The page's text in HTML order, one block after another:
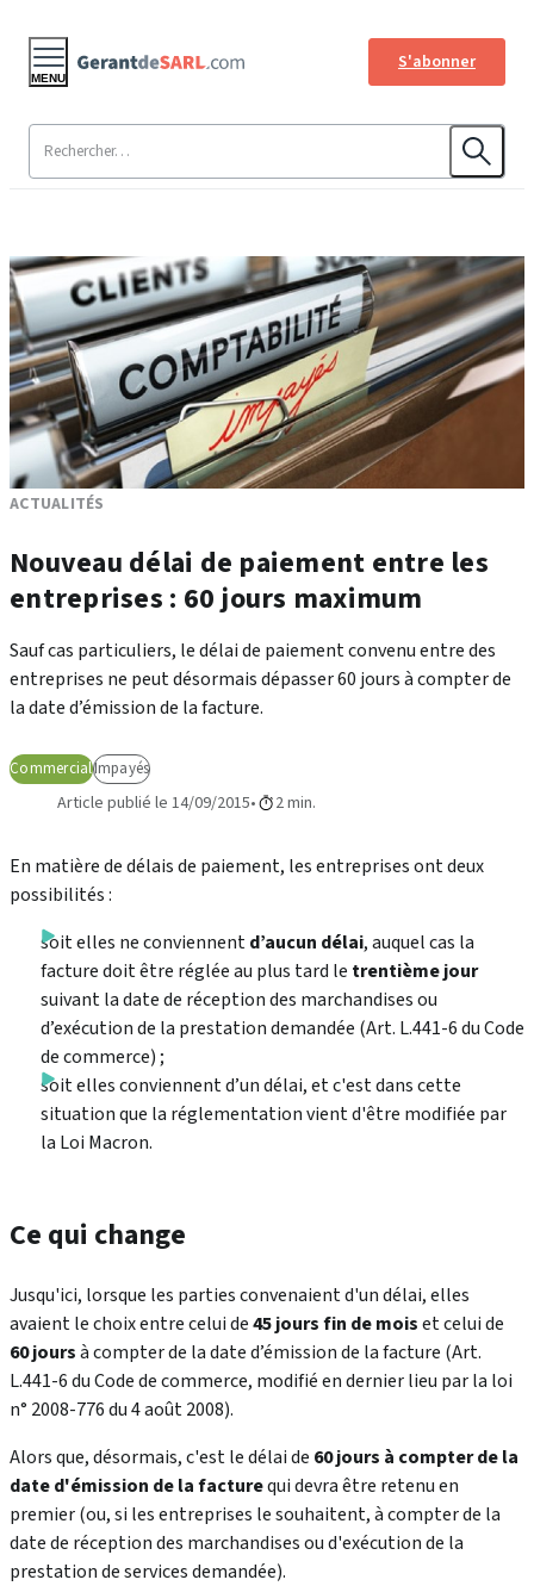
S'abonner
MENU
ACTUALITÉS
Nouveau délai de paiement entre les
entreprises : 60 jours maximum
Sauf cas particuliers, le délai de paiement convenu entre des
entreprises ne peut désormais dépasser 60 jours à compter de
la date d’émission de la facture.
CommercialImpayés
Article publié le 14/09/2015 2 min.
En matière de délais de paiement, les entreprises ont deux
possibilités :
soit elles ne conviennentd’aucun délai, auquel cas la
facture doit être réglée au plus tard le trentième jour
suivant la date de réception des marchandises ou
d’exécution de la prestation demandée (Art. L.441-6 du Code
de commerce) ;
soit elles conviennent d’un délai, et c'est dans cette
situation que la réglementation vient d'être modifiée par
la Loi Macron.
Ce qui change
Jusqu'ici, lorsque les parties convenaient d'un délai, elles
avaient le choix entre celui de45 jours fin de moiset celui de
60 joursà compter de la date d’émission de la facture (Art.
L.441-6 du Code de commerce, modifié en dernier lieu par la loi
n° 2008-776 du 4 août 2008).
Alors que, désormais, c'est le délai de 60 jours à compter de la
date d'émission de la facturequi devra être retenu en
premier (ou, si les entreprises le souhaitent, à compter de la
date de réception des marchandises ou d'exécution de la
prestation de services demandée).